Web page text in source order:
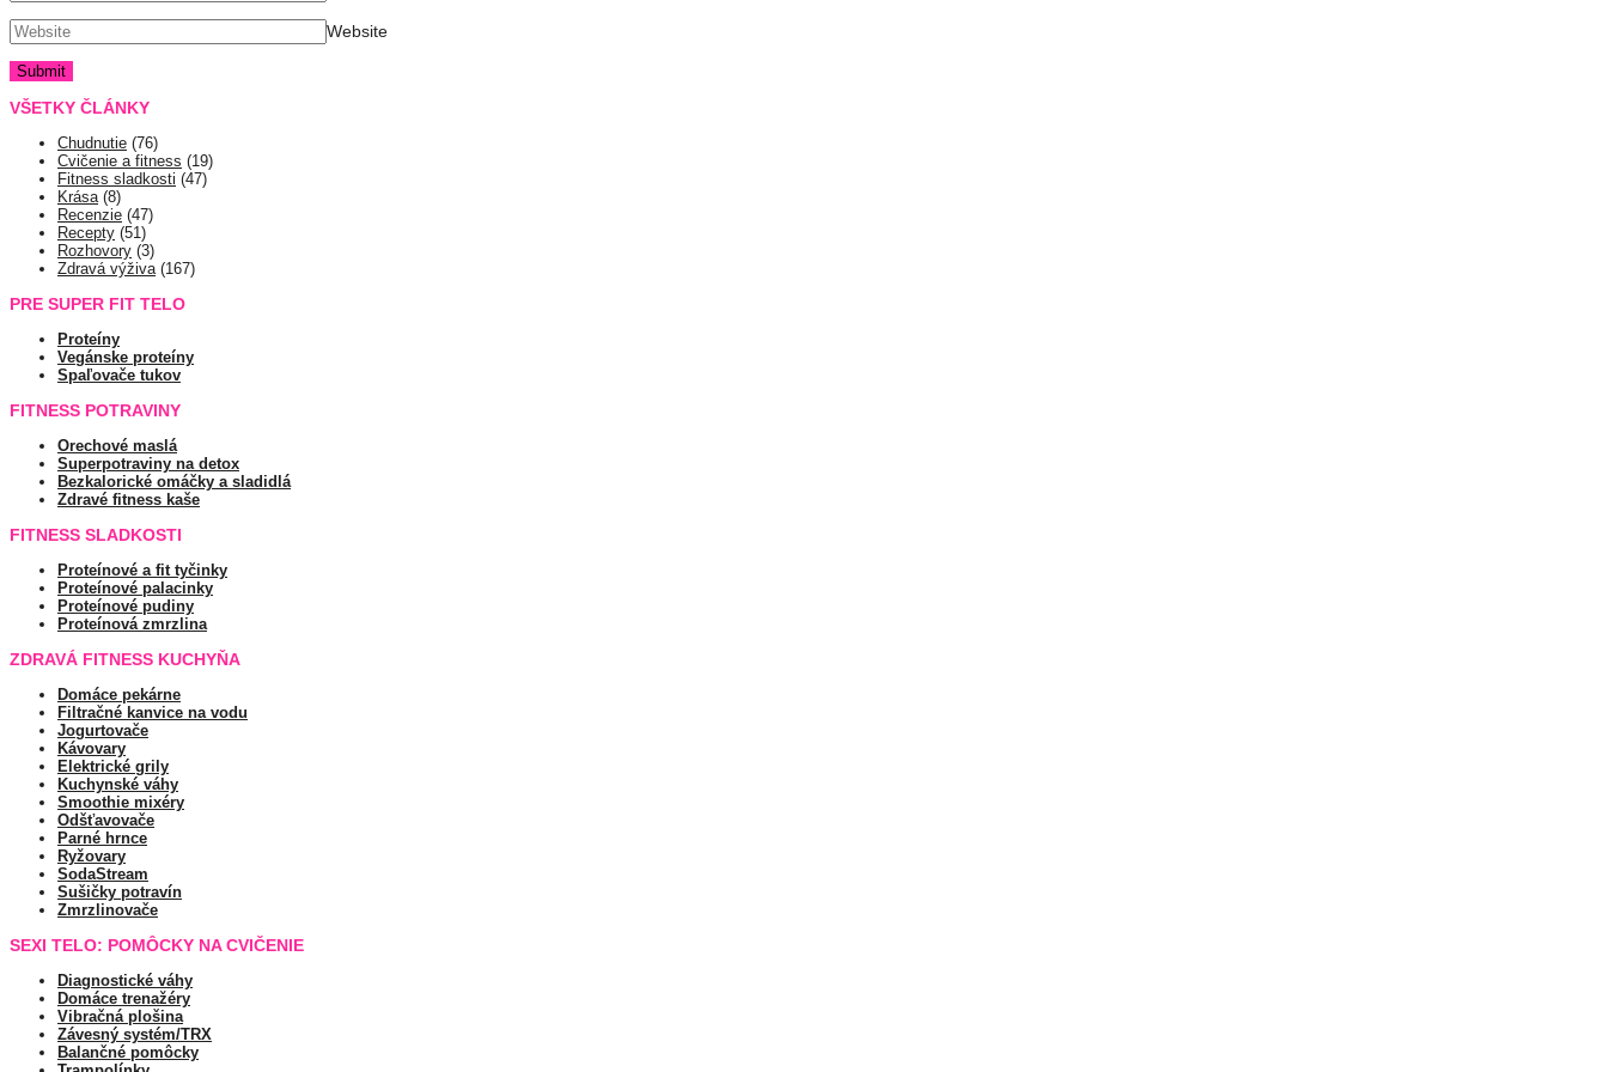
Website
VŠETKY ČLÁNKY
Chudnutie (76)
Cvičenie a fitness (19)
Fitness sladkosti (47)
Krása(8)
Recenzie (47)
Recepty (51)
Rozhovory (3)
Zdravá výživa(167)
PRE SUPER FIT TELO
Proteíny
Vegánske proteíny
Spaľovače tukov
FITNESS POTRAVINY
Orechové maslá
Superpotraviny na detox
Bezkalorické omáčky a sladidlá
Zdravé fitness kaše
FITNESS SLADKOSTI
Proteínové a fit tyčinky
Proteínové palacinky
Proteínové pudiny
Proteínová zmrzlina
ZDRAVÁ FITNESS KUCHYŇA
Domáce pekárne
Filtračné kanvice na vodu
Jogurtovače
Kávovary
Elektrické grily
Kuchynské váhy
Smoothie mixéry
Odšťavovače
Parné hrnce
Ryžovary
SodaStream
Sušičky potravín
Zmrzlinovače
SEXI TELO: POMÔCKY NA CVIČENIE
Diagnostické váhy
Domáce trenažéry
Vibračná plošina
Závesný systém/TRX
Balančné pomôcky